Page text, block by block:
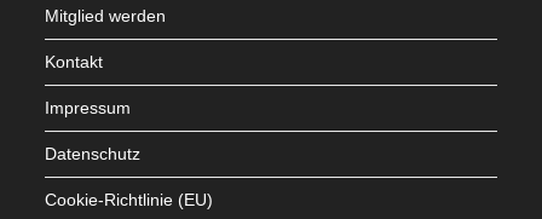
Mitglied werden
Kontakt
Impressum
Datenschutz
Cookie-Richtlinie (EU)